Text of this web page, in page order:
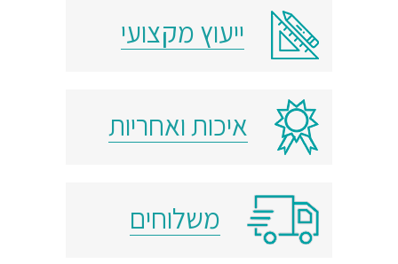
ייעוץ מקצועי
איכות ואחריות
משלוחים